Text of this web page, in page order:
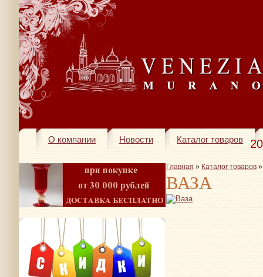
О компании Новости Каталог товаров
Главная » Каталог товаров
ВАЗА